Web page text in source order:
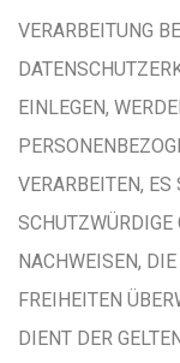
VERARBEITUNG
EINLEGEN,
VERARBEITEN,
SCHUTZWÜRDIGE
NACHWEISEN,
FREIHEITEN
DIENT DER